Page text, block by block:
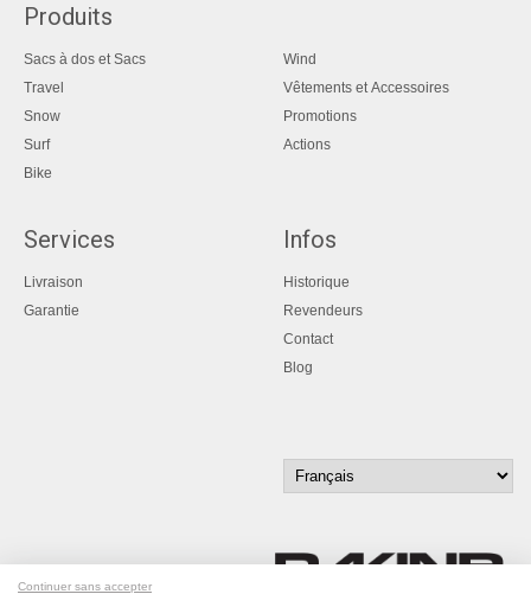
Produits
Sacs à dos et Sacs
Travel
Snow
Surf
Bike
Wind
Vêtements et Accessoires
Promotions
Actions
Services
Livraison
Garantie
Infos
Historique
Revendeurs
Contact
Blog
Continuer sans accepter